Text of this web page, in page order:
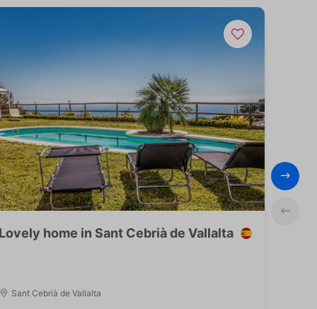
Lovely home in Sant Cebrià de Vallalta
Sant Cebrià de Vallalta